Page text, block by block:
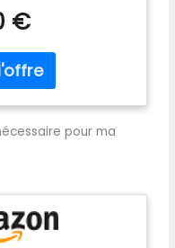
lente - il ne
son goût
noisetté.
version sucrée ou
QUI PAISSENT :
est
partir du lait de
€
pour ma